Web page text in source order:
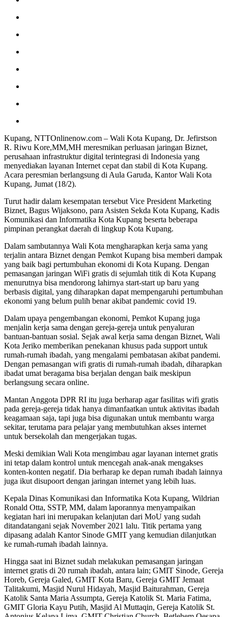
Kupang, NTTOnlinenow.com – Wali Kota Kupang, Dr. Jefirstson
R. Riwu Kore,MM,MH meresmikan perluasan jaringan Biznet,
perusahaan infrastruktur digital terintegrasi di Indonesia yang
menyediakan layanan Internet cepat dan stabil di Kota Kupang.
Acara peresmian berlangsung di Aula Garuda, Kantor Wali Kota
Kupang, Jumat (18/2).
Turut hadir dalam kesempatan tersebut Vice President Marketing
Biznet, Bagus Wijaksono, para Asisten Sekda Kota Kupang, Kadis
Komunikasi dan Informatika Kota Kupang beserta beberapa
pimpinan perangkat daerah di lingkup Kota Kupang.
Dalam sambutannya Wali Kota mengharapkan kerja sama yang
terjalin antara Biznet dengan Pemkot Kupang bisa memberi dampak
yang baik bagi pertumbuhan ekonomi di Kota Kupang. Dengan
pemasangan jaringan WiFi gratis di sejumlah titik di Kota Kupang
menurutnya bisa mendorong lahirnya start-start up baru yang
berbasis digital, yang diharapkan dapat mempengaruhi pertumbuhan
ekonomi yang belum pulih benar akibat pandemic covid 19.
Dalam upaya pengembangan ekonomi, Pemkot Kupang juga
menjalin kerja sama dengan gereja-gereja untuk penyaluran
bantuan-bantuan sosial. Sejak awal kerja sama dengan Biznet, Wali
Kota Jeriko memberikan penekanan khusus pada support untuk
rumah-rumah ibadah, yang mengalami pembatasan akibat pandemi.
Dengan pemasangan wifi gratis di rumah-rumah ibadah, diharapkan
ibadat umat beragama bisa berjalan dengan baik meskipun
berlangsung secara online.
Mantan Anggota DPR RI itu juga berharap agar fasilitas wifi gratis
pada gereja-gereja tidak hanya dimanfaatkan untuk aktivitas ibadah
keagamaan saja, tapi juga bisa digunakan untuk membantu warga
sekitar, terutama para pelajar yang membutuhkan akses internet
untuk bersekolah dan mengerjakan tugas.
Meski demikian Wali Kota mengimbau agar layanan internet gratis
ini tetap dalam kontrol untuk mencegah anak-anak mengakses
konten-konten negatif. Dia berharap ke depan rumah ibadah lainnya
juga ikut disupoort dengan jaringan internet yang lebih luas.
Kepala Dinas Komunikasi dan Informatika Kota Kupang, Wildrian
Ronald Otta, SSTP, MM, dalam laporannya menyampaikan
kegiatan hari ini merupakan kelanjutan dari MoU yang sudah
ditandatangani sejak November 2021 lalu. Titik pertama yang
dipasang adalah Kantor Sinode GMIT yang kemudian dilanjutkan
ke rumah-rumah ibadah lainnya.
Hingga saat ini Biznet sudah melakukan pemasangan jaringan
internet gratis di 20 rumah ibadah, antara lain; GMIT Sinode, Gereja
Horeb, Gereja Galed, GMIT Kota Baru, Gereja GMIT Jemaat
Talitakumi, Masjid Nurul Hidayah, Masjid Baiturahman, Gereja
Katolik Santa Maria Assumpta, Gereja Katolik St. Maria Fatima,
GMIT Gloria Kayu Putih, Masjid Al Muttaqin, Gereja Katolik St.